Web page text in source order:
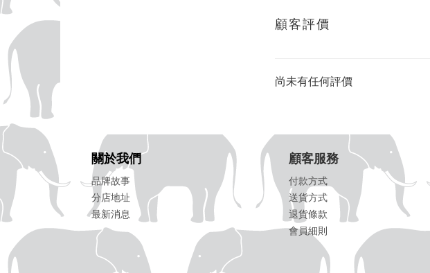
顧客評價
尚未有任何評價
關於我們
品牌故事
分店地址
最新消息
顧客服務
付款方式
送貨方式
退貨條款
會員細則